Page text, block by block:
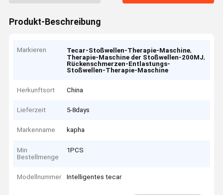
Produkt-Beschreibung
Markieren Tecar-Stoßwellen-Therapie-Maschine,
Therapie-Maschine der Stoßwellen-200MJ,
Rückenschmerzen-Entlastungs-
Stoßwellen-Therapie-Maschine
Herkunftsort China
Lieferzeit 5-8days
Markenname kapha
Min
Bestellmenge
1PCS
Modellnummer Intelligentes tecar